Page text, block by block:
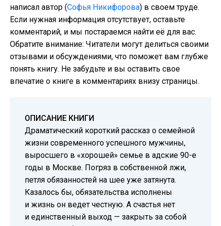
написал автор (Софья Никифорова) в своем труде.
Если нужная информация отсутствует, оставьте
комментарий, и мы постараемся найти её для вас.
Обратите внимание: Читатели могут делиться своими
отзывами и обсуждениями, что поможет вам глубже
понять книгу. Не забудьте и вы оставить свое
впечатие о книге в комментариях внизу страницы.
ОПИСАНИЕ КНИГИ
Драматический короткий рассказ о семейной
жизни современного успешного мужчины,
выросшего в «хорошей» семье в адские 90-е
годы в Москве. Погряз в собственной лжи,
петля обязанностей на шее уже затянута.
Казалось бы, обязательства исполнены
и жизнь он ведет честную. А счастья нет
и единственный выход — закрыть за собой